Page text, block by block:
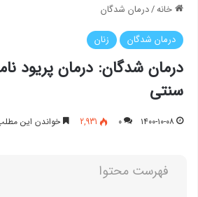
خانه/درمان شدگان
درمان شدگان زنان
درمان شدگان: درمان پریود
سنتی
۱۴۰۰-۱۰-۰۸ ۰ 2,931 خواندن این مطلب ۱ دقیقه زمان
فهرست محتوا